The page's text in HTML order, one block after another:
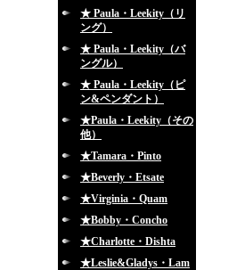
★ Paula・Leekity（リ
ング）
★ Paula・Leekity（バ
ングル）
★ Paula・Leekity（ピ
ン&ペンダント）
★Paula・Leekity（その
他）
★Tamara・Pinto
★Beverly・Etsate
★Virginia・Quam
★Bobby・Concho
★Charlotte・Dishta
★Leslie&Gladys・Lam